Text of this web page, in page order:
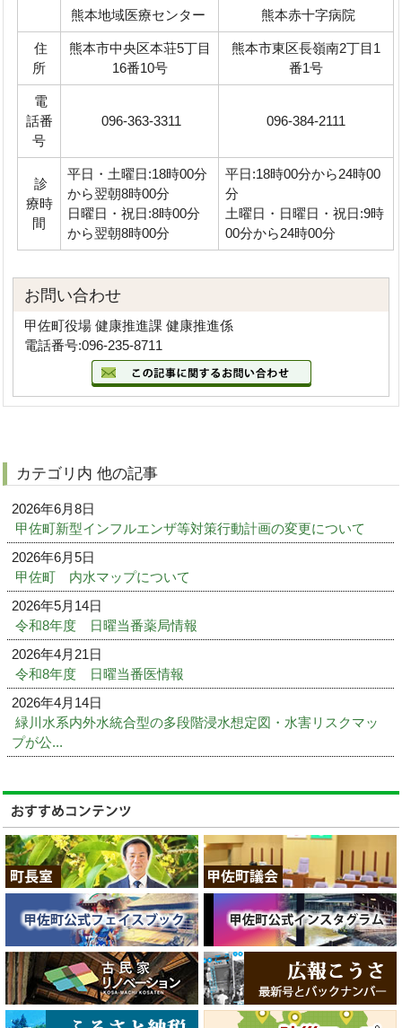
熊本地域医療センター 熊本赤十字病院
住
所
熊本市中央区本荘5丁目
16番10号
熊本市東区長嶺南2丁目1
番1号
電
話番
号
096-363-3311 096-384-2111
診
療時
間
平日・土曜日:18時00分
から翌朝8時00分
日曜日・祝日:8時00分
から翌朝8時00分
平日:18時00分から24時00
分
土曜日・日曜日・祝日:9時
00分から24時00分
お問い合わせ
甲佐町役場 健康推進課 健康推進係
電話番号:096-235-8711
カテゴリ内 他の記事
2026年6月8日
甲佐町新型インフルエンザ等対策行動計画の変更について
2026年6月5日
甲佐町 内水マップについて
2026年5月14日
令和8年度 日曜当番薬局情報
2026年4月21日
令和8年度 日曜当番医情報
2026年4月14日
緑川水系内外水統合型の多段階浸水想定図・水害リスクマッ
プが公...